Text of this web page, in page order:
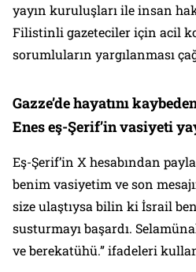
yayın kuruluşları ile insan
Filistinli gazeteciler için acil
sorumluların yargılanması
Gazze’de hayatını
Enes eş-Şerif’in vasiyeti
Eş-Şerif’in X hesabından
benim vasiyetim ve son
size ulaştıysa bilin ki İsrail
susturmayı başardı.
ve berekatühü.” ifadeleri